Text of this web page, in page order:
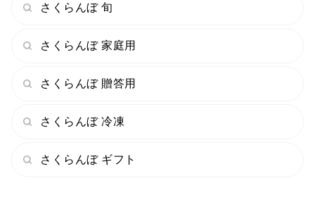
さくらんぼ 旬
さくらんぼ 家庭用
さくらんぼ 贈答用
さくらんぼ 冷凍
さくらんぼ ギフト